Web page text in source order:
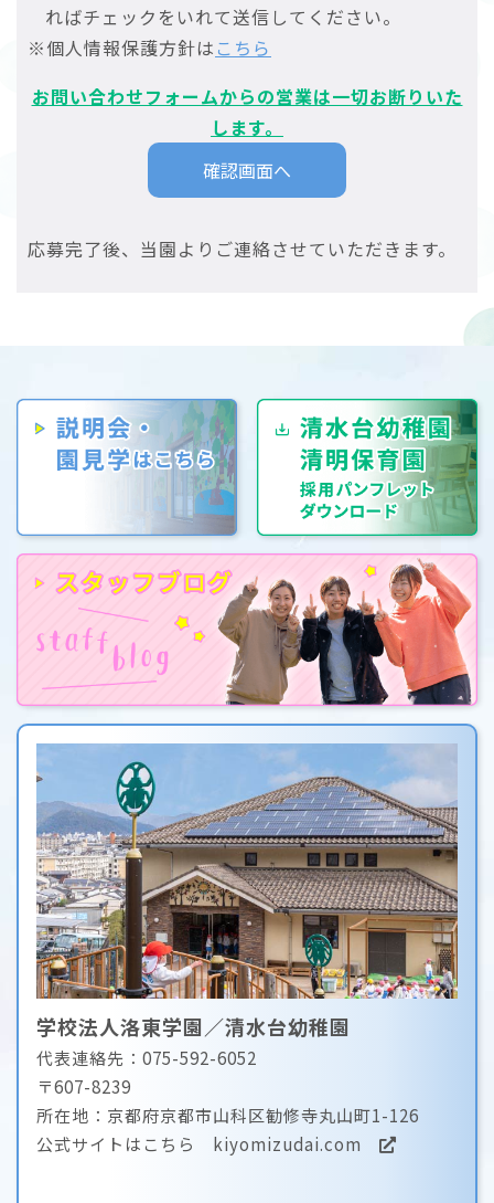
ればチェックをいれて送信してください。
※個人情報保護方針は こちら
お問い合わせフォームからの営業は一切お断りいた
します。
応募完了後、当園よりご連絡させていただきます。
学校法人洛東学園／清水台幼稚園
代表連絡先：075-592-6052
〒607-8239
所在地：京都府京都市山科区勧修寺丸山町1-126
公式サイトはこちら kiyomizudai.com